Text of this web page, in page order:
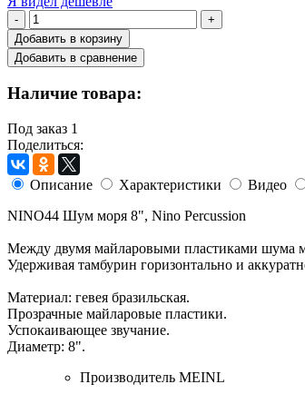
-
+
Добавить в корзину
Добавить в сравнение
Наличие товара:
Под заказ 1
Поделиться:
Описание Характеристики Видео
NINO44 Шум моря 8", Nino Percussion
Между двумя майларовыми пластиками шума
Удерживая тамбурин горизонтально и
Материал: гевея бразильская.
Прозрачные майларовые пластики.
Успокаивающее звучание.
Диаметр: 8".
Производитель MEINL